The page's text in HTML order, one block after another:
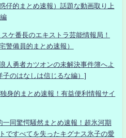
仔的まとめ速報）話題な動画取り上
ケ番長のエキストラ芸能情報局！
警備員的まとめ速報）
人勇者カツオンの未解決事件簿へよ
子のはなしは信じるな編）]
的まとめ速報！有益便利情報サイ
同驚愕騒然まとめ速報！超氷河期
ですべてを失ったキグナス氷子の愛